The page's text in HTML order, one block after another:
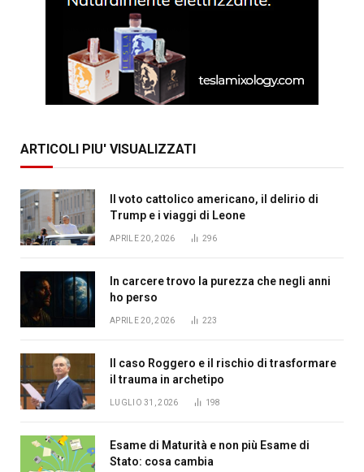
ARTICOLI PIU' VISUALIZZATI
Il voto cattolico americano, il delirio di
Trump e i viaggi di Leone
APRILE 20, 2026 296
In carcere trovo la purezza che negli anni
ho perso
APRILE 20, 2026 223
Il caso Roggero e il rischio di trasformare
il trauma in archetipo
LUGLIO 31, 2026 198
Esame di Maturità e non più Esame di
Stato: cosa cambia